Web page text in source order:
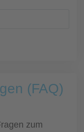
(FAQ)
zum